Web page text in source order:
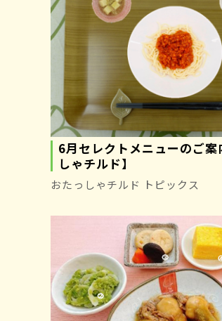
6月セレクトメニューのご
しゃチルド】
おたっしゃチルド トピックス